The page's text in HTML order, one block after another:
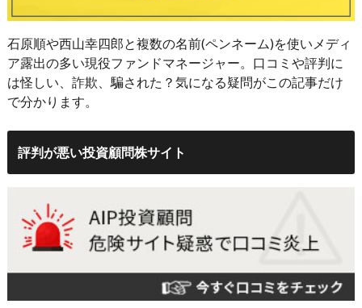
石原順や西山幸四郎と複数の名前(ペンネーム)を使いメディ
ア露出の多い現役ファンドマネージャー。口コミや評判に
は怪しい、詐欺、騙された？気になる疑問がこの記事だけ
で分かります。
評判が悪い投資顧問株サイト